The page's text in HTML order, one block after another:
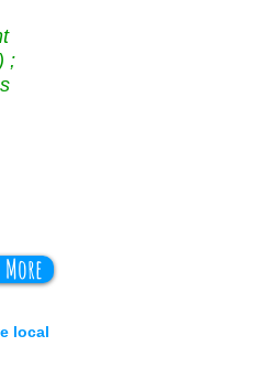
;
More
local